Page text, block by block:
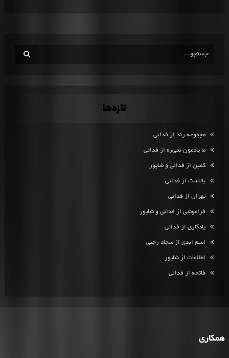
تازه‌ها
مجموعه رند از فدائی
ما یادمون نمی‌ره از فدائی
کمین از فدائی و شاپور
بالاست از فدائی
تهران از فدائی
فراموشی از فدائی و شاپور
یادگاری از فدائی
اسم ابدی از سجاد رجبی
اطلاعات از شاپور
فاتحه از فدائی
همکاری